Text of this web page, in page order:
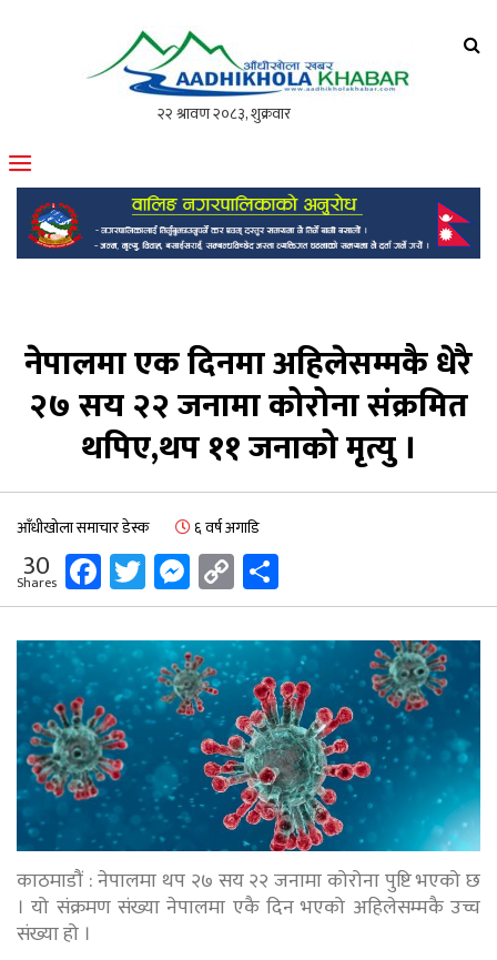
मोफसलकै लोकप्रिय अनलाइन पत्रिका
नेपालमा एक दिनमा अहिलेसम्मकै धेरै
२७ सय २२ जनामा कोरोना संक्रमित
थपिए,थप ११ जनाको मृत्यु ।
आँधीखोला समाचार डेस्क ६ वर्ष अगाडि
30
Shares Facebook
Twitter
Messenger
Copy
Link
काठमाडौं : नेपालमा थप २७ सय २२ जनामा कोरोना पुष्टि भएको छ
। यो संक्रमण संख्या नेपालमा एकै दिन भएको अहिलेसम्मकै उच्च
संख्या हो ।